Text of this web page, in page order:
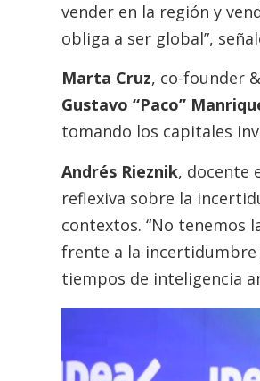
vender en la región y
obliga a ser global”,
Marta Cruz, co-founder
Gustavo “Paco”
tomando los capitales
Andrés Rieznik, docente
reflexiva sobre la
contextos. “No tenemos
frente a la incertidumbre
tiempos de inteligencia